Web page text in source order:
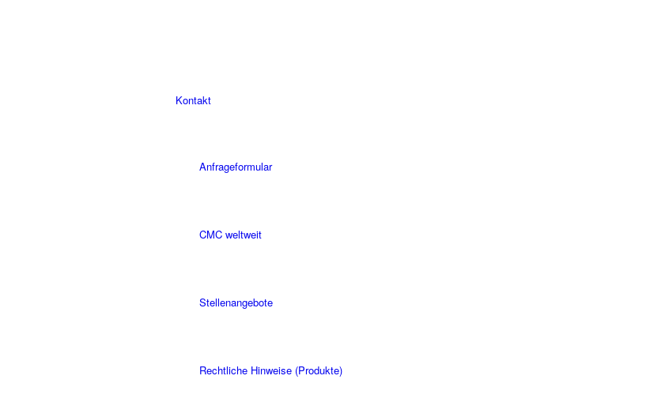
Kontakt
Anfrageformular
CMC weltweit
Stellenangebote
Rechtliche Hinweise (Produkte)